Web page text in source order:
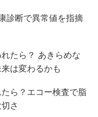
診断で異常値を指摘
たら？ あきらめな
は変わるかも
ら？エコー検査で脂
さ